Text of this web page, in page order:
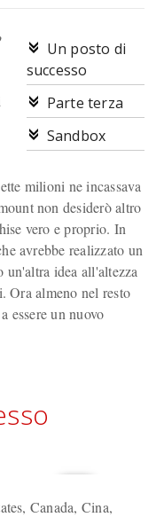
Un posto di
successo
Parte terza
Sandbox
milioni ne incassava
non desiderò altro
vero e proprio. In
avrebbe realizzato un
un'altra idea all'altezza
Ora almeno nel resto
essere un nuovo
Canada, Cina,